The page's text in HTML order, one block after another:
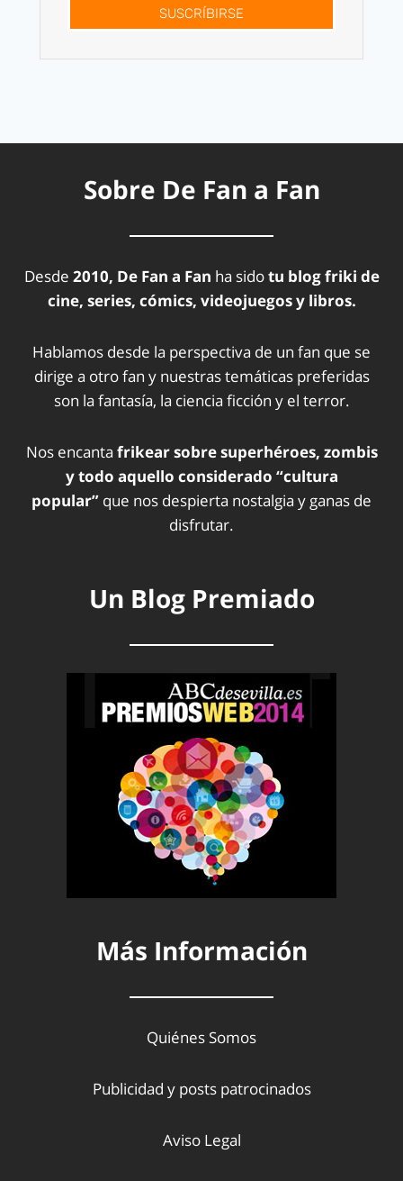
SUSCRÍBIRSE
Sobre De Fan a Fan
Desde 2010, De Fan a Fan ha sidotu blog friki de
cine, series, cómics, videojuegos y libros.
Hablamos desde la perspectiva de un fan que se
dirige a otro fan y nuestras temáticas preferidas
son la fantasía, la ciencia ficción y el terror.
Nos encanta frikear sobre superhéroes, zombis
y todo aquello considerado “cultura
popular” que nos despierta nostalgia y ganas de
disfrutar.
Un Blog Premiado
Más Información
Quiénes Somos
Publicidad y posts patrocinados
Aviso Legal